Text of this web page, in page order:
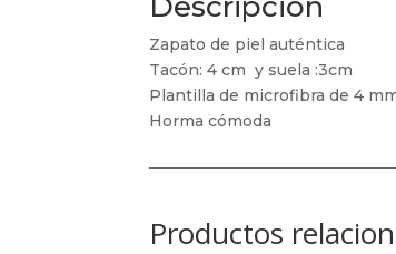
Zapato de piel auténtica
Tacón: 4 cm y suela :3cm
Plantilla de microfibra de 4
Horma cómoda
Productos